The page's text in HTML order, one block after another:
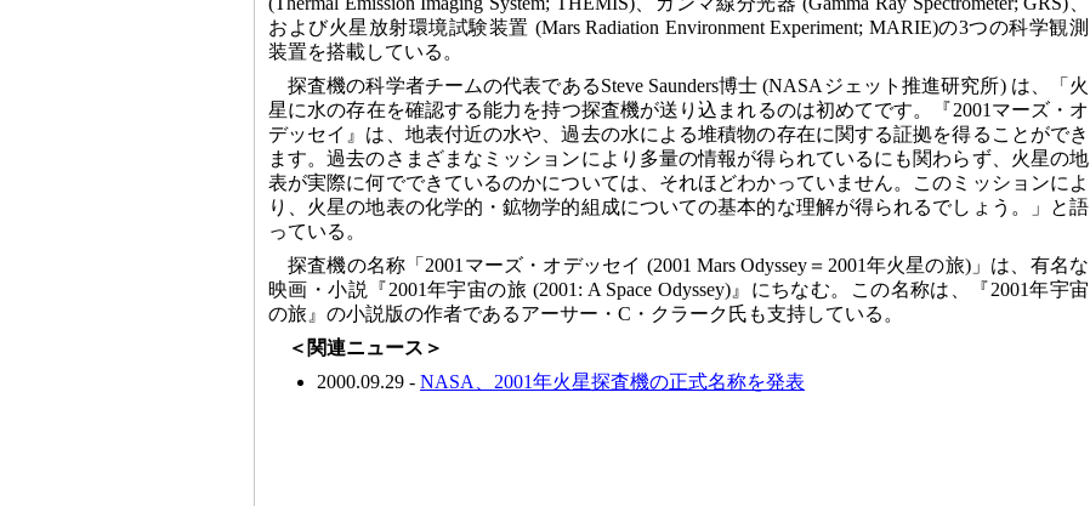
および火星放射環境試験装置 (Mars Radiation Environment Experiment; MARIE)の3つの科学観測
装置を搭載している。
探査機の科学者チームの代表であるSteve Saunders博士 (NASAジェット推進研究所) は、「火
星に水の存在を確認する能力を持つ探査機が送り込まれるのは初めてです。『2001マーズ・オ
デッセイ』は、地表付近の水や、過去の水による堆積物の存在に関する証拠を得ることができ
ます。過去のさまざまなミッションにより多量の情報が得られているにも関わらず、火星の地
表が実際に何でできているのかについては、それほどわかっていません。このミッションによ
り、火星の地表の化学的・鉱物学的組成についての基本的な理解が得られるでしょう。」と語
っている。
探査機の名称「2001マーズ・オデッセイ (2001 Mars Odyssey＝2001年火星の旅)」は、有名な
映画・小説『2001年宇宙の旅 (2001: A Space Odyssey)』にちなむ。この名称は、『2001年宇宙
の旅』の小説版の作者であるアーサー・C・クラーク氏も支持している。
＜関連ニュース＞
2000.09.29 - NASA、2001年火星探査機の正式名称を発表